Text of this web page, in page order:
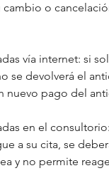
cambio o
vía internet: si
se devolverá el
nuevo pago del
en el
a su cita, se
y no permite